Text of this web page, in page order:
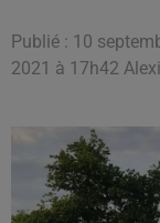
Publié : 10
2021 à 17h42